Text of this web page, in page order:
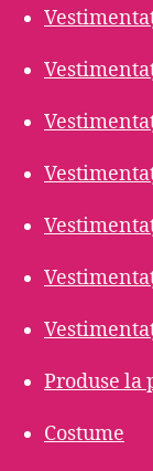
Produse la
Costume